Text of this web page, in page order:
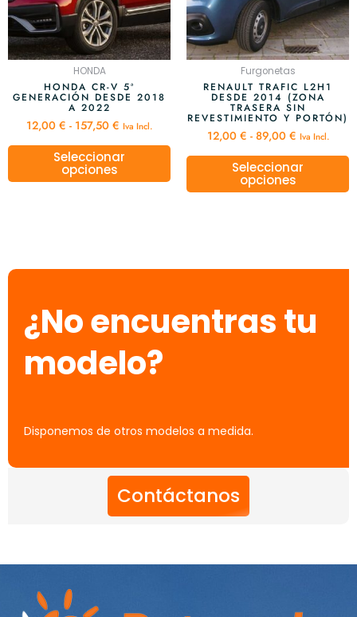
HONDA
HONDA CR-V 5ª
GENERACIÓN DESDE 2018
A 2022
12,00 € - 157,50 € Iva Incl.
Seleccionar
opciones
opciones
se
pueden
elegir
página
producto
Furgonetas
RENAULT TRAFIC L2H1
DESDE 2014 (ZONA
TRASERA SIN
REVESTIMIENTO Y PORTÓN)
12,00 € - 89,00 € Iva Incl.
Seleccionar
opciones
¿No encuentras tu
modelo?
Disponemos de otros modelos a medida.
Contáctanos